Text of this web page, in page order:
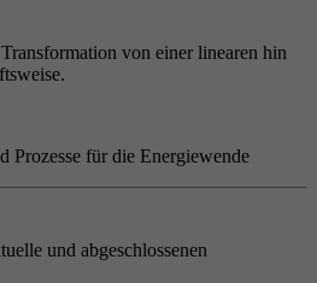
von einer linearen hin
Prozesse für die Energiewende
und abgeschlossenen